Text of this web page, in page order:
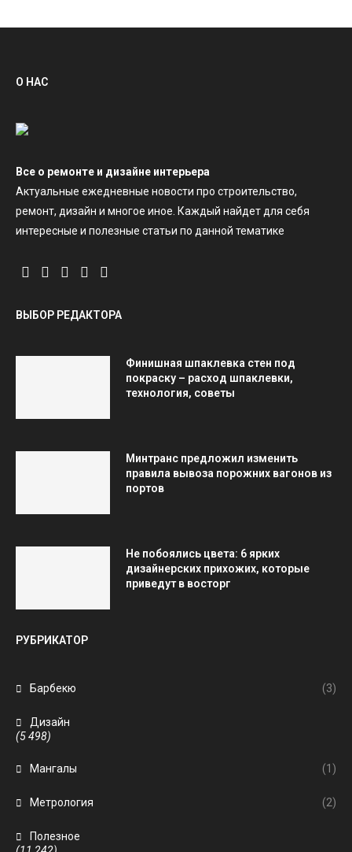
О НАС
Все о ремонте и дизайне интерьера
Актуальные ежедневные новости про строительство,
ремонт, дизайн и многое иное. Каждый найдет для себя
интересные и полезные статьи по данной тематике
ВЫБОР РЕДАКТОРА
Финишная шпаклевка стен под
покраску – расход шпаклевки,
технология, советы
Минтранс предложил изменить
правила вывоза порожних вагонов из
портов
Не побоялись цвета: 6 ярких
дизайнерских прихожих, которые
приведут в восторг
РУБРИКАТОР
Барбекю (3)
Дизайн
(5 498)
Мангалы (1)
Метрология (2)
Полезное